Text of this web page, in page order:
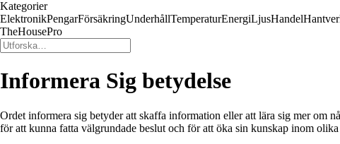
Kategorier
ElektronikPengarFörsäkringUnderhållTemperaturEnergiLjusHandel
TheHousePro
Informera Sig betydelse
Ordet informera sig betyder att skaffa information eller att lära sig mer om
för att kunna fatta välgrundade beslut och för att öka sin kunskap inom olika